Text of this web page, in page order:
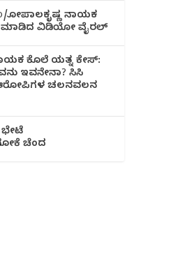
ಗೋಪಾಲಕೃಷ್ಣ ನಾಯಕ
ಮಾಡಿದ ವಿಡಿಯೋ ವೈರಲ್
ಕೊಲೆ ಯತ್ನ ಕೇಸ್:
ಇವನೇನಾ? ಸಿಸಿ
ಆರೋಪಿಗಳ ಚಲನವಲನ
ಚೆಂದ